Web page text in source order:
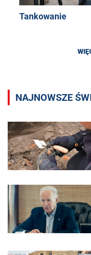
Tankowanie
NAJNOWSZE